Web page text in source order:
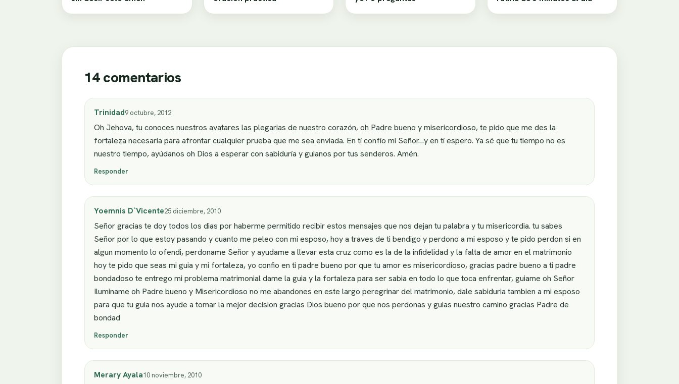
14 comentarios
Trinidad9 octubre, 2012
Oh Jehova, tu conoces nuestros avatares las plegarias de nuestro corazón, oh Padre bueno y misericordioso, te pido que me des la
fortaleza necesaria para afrontar cualquier prueba que me sea enviada. En tí confío mi Señor…y en tí espero. Ya sé que tu tiempo no es
nuestro tiempo, ayúdanos oh Dios a esperar con sabiduría y guianos por tus senderos. Amén.
Responder
Yoemnis D`Vicente25 diciembre, 2010
Señor gracias te doy todos los dias por haberme permitido recibir estos mensajes que nos dejan tu palabra y tu misericordia. tu sabes
Señor por lo que estoy pasando y cuanto me peleo con mi esposo, hoy a traves de ti bendigo y perdono a mi esposo y te pido perdon si en
algun momento lo ofendi, perdoname Señor y ayudame a llevar esta cruz como es la de la infidelidad y la falta de amor en el matrimonio
hoy te pido que seas mi guia y mi fortaleza, yo confio en ti padre bueno por que tu amor es misericordioso, gracias padre bueno a ti padre
bondadoso te entrego mi problema matrimonial dame la guia y la fortaleza para ser sabia en todo lo que toca enfrentar, guiame oh Señor
Iluminame oh Padre bueno y Misericordioso no me abandones en este largo peregrinar del matrimonio, dale sabiduria tambien a mi esposo
para que tu guia nos ayude a tomar la mejor decision gracias Dios bueno por que nos perdonas y guias nuestro camino gracias Padre de
bondad
Responder
Merary Ayala10 noviembre, 2010